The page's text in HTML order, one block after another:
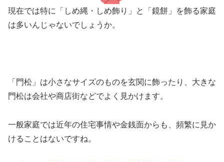
現在では特に「しめ縄・しめ飾り」と「鏡餅」を飾る家庭
は多いんじゃないでしょうか。
「門松」は小さなサイズのものを玄関に飾ったり、大きな
門松は会社や商店街などでよく見かけます。
一般家庭では近年の住宅事情や金銭面からも、頻繁に見か
けることはないですね。